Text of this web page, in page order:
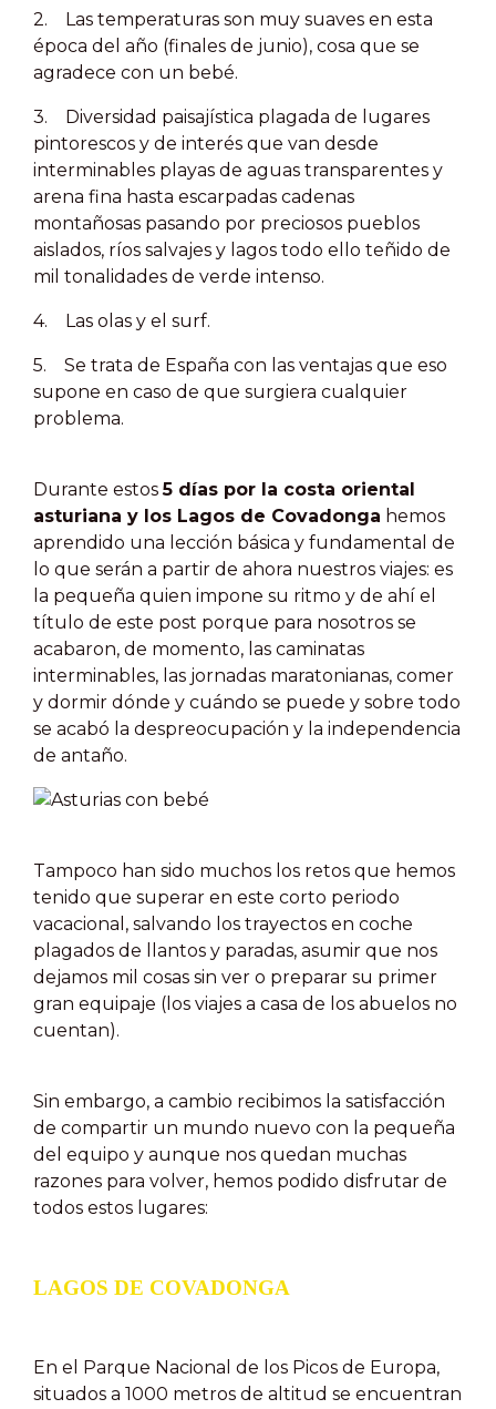
2. Las temperaturas son muy suaves en esta
época del año (finales de junio), cosa que se
agradece con un bebé.
3. Diversidad paisajística plagada de lugares
pintorescos y de interés que van desde
interminables playas de aguas transparentes y
arena fina hasta escarpadas cadenas
montañosas pasando por preciosos pueblos
aislados, ríos salvajes y lagos todo ello teñido de
mil tonalidades de verde intenso.
4. Las olas y el surf.
5. Se trata de España con las ventajas que eso
supone en caso de que surgiera cualquier
problema.
Durante estos5 días por la costa oriental
asturiana y los Lagos de Covadonga hemos
aprendido una lección básica y fundamental de
lo que serán a partir de ahora nuestros viajes: es
la pequeña quien impone su ritmo y de ahí el
título de este post porque para nosotros se
acabaron, de momento, las caminatas
interminables, las jornadas maratonianas, comer
y dormir dónde y cuándo se puede y sobre todo
se acabó la despreocupación y la independencia
de antaño.
Tampoco han sido muchos los retos que hemos
tenido que superar en este corto periodo
vacacional, salvando los trayectos en coche
plagados de llantos y paradas, asumir que nos
dejamos mil cosas sin ver o preparar su primer
gran equipaje (los viajes a casa de los abuelos no
cuentan).
Sin embargo, a cambio recibimos la satisfacción
de compartir un mundo nuevo con la pequeña
del equipo y aunque nos quedan muchas
razones para volver, hemos podido disfrutar de
todos estos lugares:
LAGOS DE COVADONGA
En el Parque Nacional de los Picos de Europa,
situados a 1000 metros de altitud se encuentran